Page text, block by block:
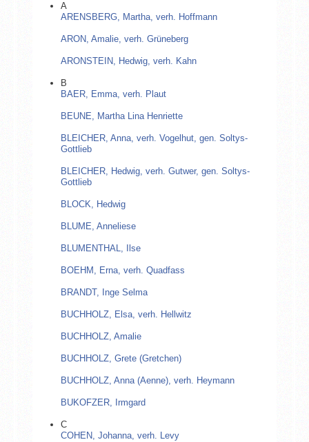
A
ARENSBERG, Martha, verh. Hoffmann
ARON, Amalie, verh. Grüneberg
ARONSTEIN, Hedwig, verh. Kahn
B
BAER, Emma, verh. Plaut
BEUNE, Martha Lina Henriette
BLEICHER, Anna, verh. Vogelhut, gen. Soltys-
Gottlieb
BLEICHER, Hedwig, verh. Gutwer, gen. Soltys-
Gottlieb
BLOCK, Hedwig
BLUME, Anneliese
BLUMENTHAL, Ilse
BOEHM, Erna, verh. Quadfass
BRANDT, Inge Selma
BUCHHOLZ, Elsa, verh. Hellwitz
BUCHHOLZ, Amalie
BUCHHOLZ, Grete (Gretchen)
BUCHHOLZ, Anna (Aenne), verh. Heymann
BUKOFZER, Irmgard
C
COHEN, Johanna, verh. Levy